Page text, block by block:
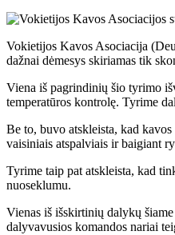
Vokietijos Kavos Asociacija
dažnai dėmesys skiriamas tik
Viena iš pagrindinių šio tyrimo
temperatūros kontrolę. Tyrime
Be to, buvo atskleista, kad
vaisiniais atspalviais ir baigiant
Tyrime taip pat atskleista, kad
nuoseklumu.
Vienas iš išskirtinių dalykų
dalyvavusios komandos nariai